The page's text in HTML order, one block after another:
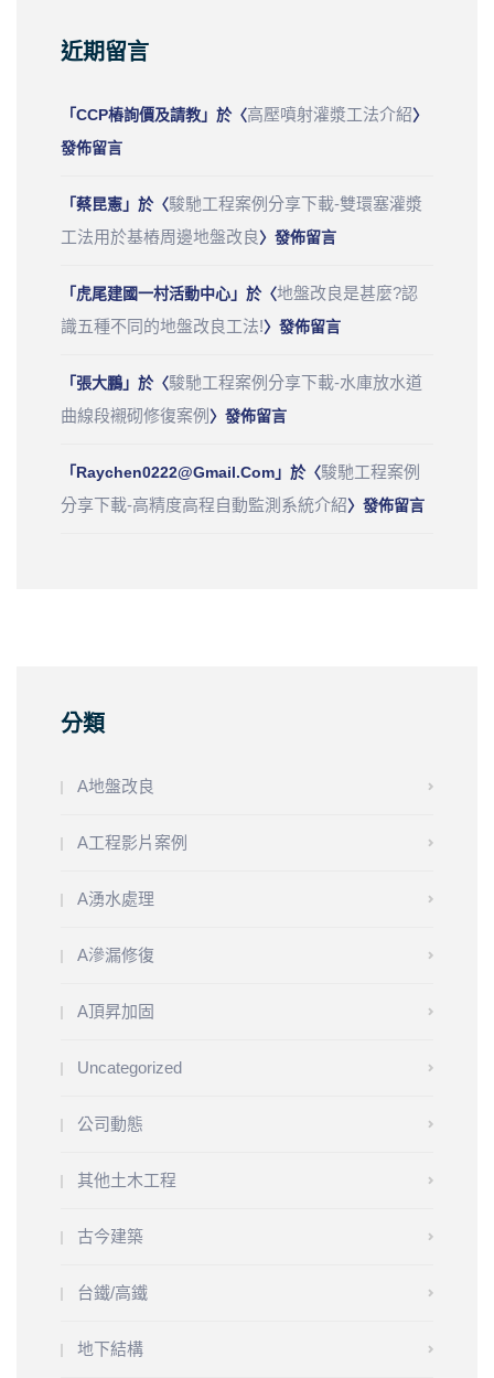
近期留言
「CCP樁詢價及請教」於〈高壓噴射灌漿工法介紹〉
發佈留言
「蔡昆憲」於〈駿馳工程案例分享下載-雙環塞灌漿
工法用於基樁周邊地盤改良〉發佈留言
「 虎尾建國一村活動中心」於〈地盤改良是甚麼?認
識五種不同的地盤改良工法!〉發佈留言
「張大鵬」於〈駿馳工程案例分享下載-水庫放水道
曲線段襯砌修復案例 〉發佈留言
「 Raychen0222@gmail.com」於〈駿馳工程案例
分享下載-高精度高程自動監測系統介紹〉發佈留言
分類
A地盤改良
A工程影片案例
A湧水處理
A滲漏修復
A頂昇加固
Uncategorized
公司動態
其他土木工程
古今建築
台鐵/高鐵
地下結構